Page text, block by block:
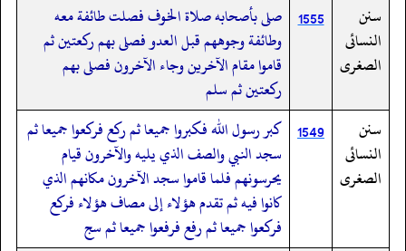
سنن
النسائى
الصغرى
1555 صلى بأصحابه صلاة الخوف فصلت طائفة معه
وطائفة وجوههم قبل العدو فصلى بهم ركعتين ثم
قاموا مقام الآخرين وجاء الآخرون فصلى بهم
ركعتين ثم سلم
سنن
النسائى
الصغرى
1549 كبر رسول الله فكبروا جميعا ثم ركع فركعوا جميعا ثم
سجد النبي والصف الذي يليه والآخرون قيام
يحرسونهم فلما قاموا سجد الآخرون مكانهم الذي
كانوا فيه ثم تقدم هؤلاء إلى مصاف هؤلاء فركع
فركعوا جميعا ثم رفع فرفعوا جميعا ثم سج